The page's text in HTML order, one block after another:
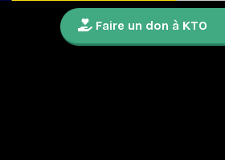
Faire un don à KTO